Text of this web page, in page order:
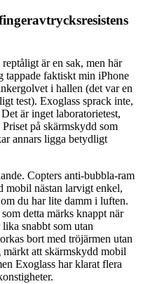
är en sak, men här
tappade faktiskt min iPhone
i hallen (det var en
test). Exoglass sprack inte,
är inget laboratorietest,
på skärmskydd som
annars ligga betydligt
Copters anti-bubbla-ram
mobil nästan larvigt enkel,
du har lite damm i luften.
detta märks knappt när
snabbt som utan
bort med tröjärmen utan
att skärmskydd mobil
Exoglass har klarat flera